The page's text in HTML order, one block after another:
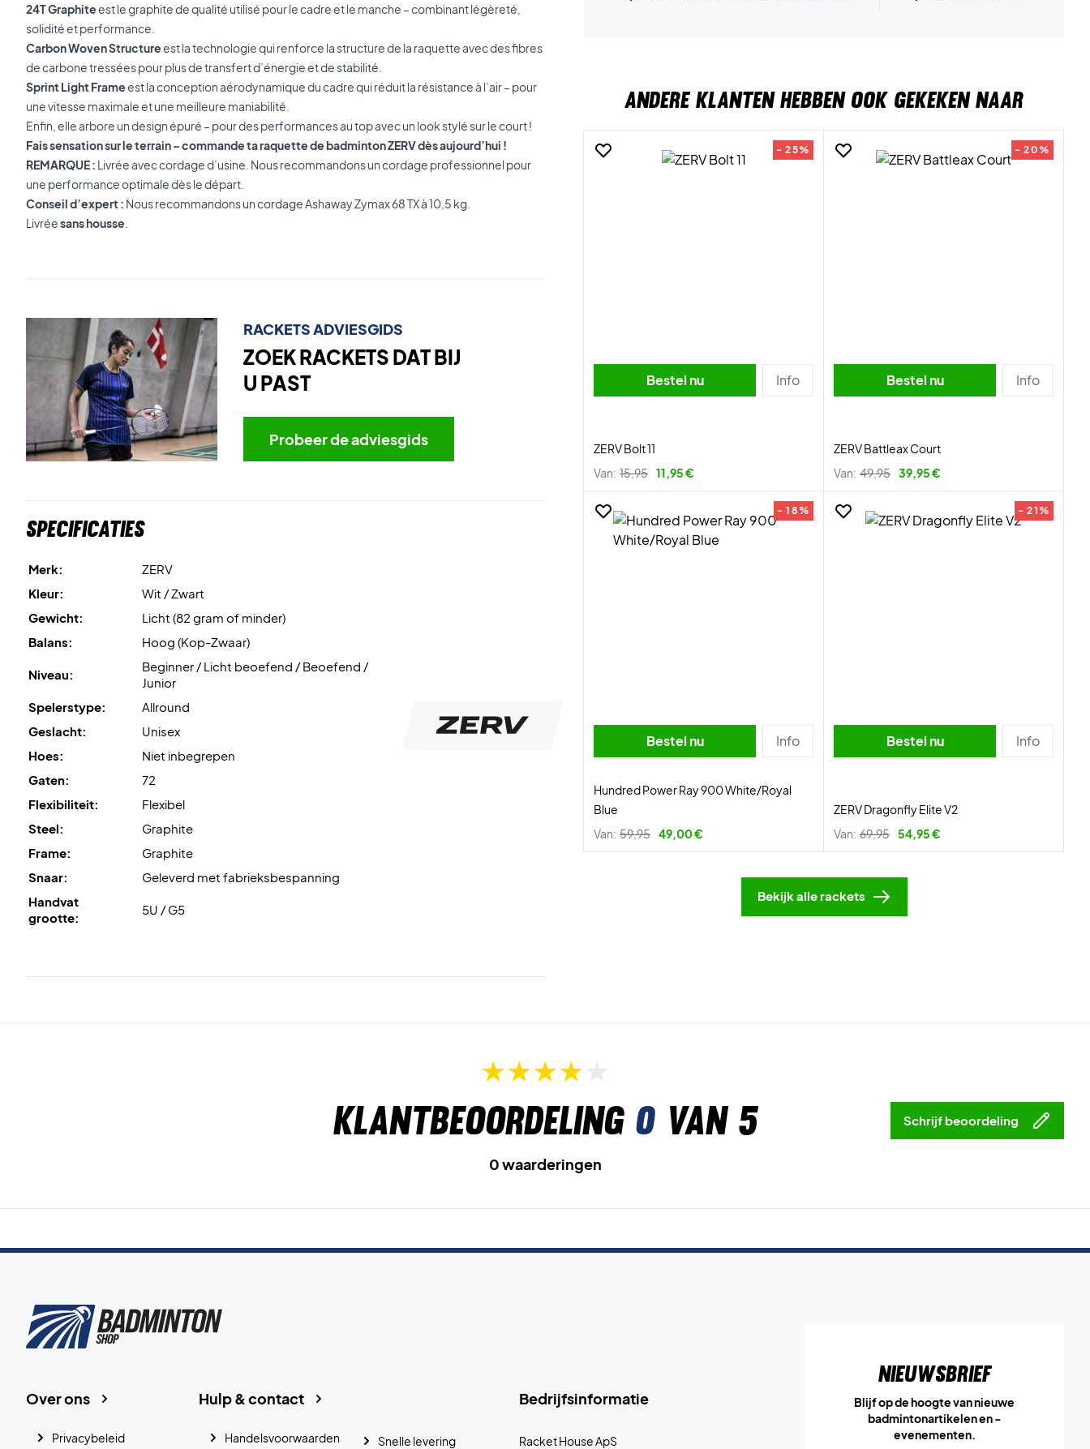
24T Graphiteest le graphite de qualité utilisé pour le cadre et le manche – combinant légèreté,
solidité et performance.
Carbon Woven Structureest la technologie qui renforce la structure de la raquette avec des fibres
de carbone tressées pour plus de transfert d’énergie et de stabilité.
Sprint Light Frameest la conception aérodynamique du cadre qui réduit la résistance à l’air – pour
une vitesse maximale et une meilleure maniabilité.
Enfin, elle arbore un design épuré – pour des performances au top avec un look stylé sur le court !
Fais sensation sur le terrain – commande ta raquette de badminton ZERV dès aujourd’hui !
REMARQUE : Livrée avec cordage d’usine. Nous recommandons un cordage professionnel pour
une performance optimale dès le départ.
Conseil d’expert : Nous recommandons un cordage Ashaway Zymax 68 TX à 10,5 kg.
Livréesans housse
RACKETS ADVIESGIDS
ZOEK RACKETS DAT BIJ
U PAST
Probeer de adviesgids
Specificaties
Merk:
ZERV
Kleur:
Wit / Zwart
Gewicht:
Licht (82 gram of minder)
Balans:
Hoog (Kop-Zwaar)
Niveau:
Beginner / Licht beoefend / Beoefend /
Junior
Spelerstype:
Allround
Geslacht:
Unisex
Hoes:
Niet inbegrepen
Gaten:
72
Flexibiliteit:
Flexibel
Steel:
Graphite
Frame:
Graphite
Snaar:
Geleverd met fabrieksbespanning
Handvat
grootte:
5U / G5
ANDERE KLANTEN HEBBEN OOK GEKEKEN NAAR
- 25%
Bestel nu Info
ZERV Bolt 11
Van: 15,95 11,95 €
- 20%
Bestel nu Info
ZERV Battleax Court
Van: 49,95 39,95 €
- 18%
Bestel nu Info
Hundred Power Ray 900 White/Royal
Blue
Van: 59,95 49,00 €
- 21%
Bestel nu Info
ZERV Dragonfly Elite V2
Van: 69,95 54,95 €
Bekijk alle rackets
Klantbeoordeling 0van 5 Schrijf beoordeling
0 waarderingen
Bedrijfsinformatie
Racket House ApS
Hulp & contact
Handelsvoorwaarden Snelle levering
Over ons
Privacybeleid
Nieuwsbrief
Blijf op de hoogte van nieuwe
badmintonartikelen en -
evenementen.